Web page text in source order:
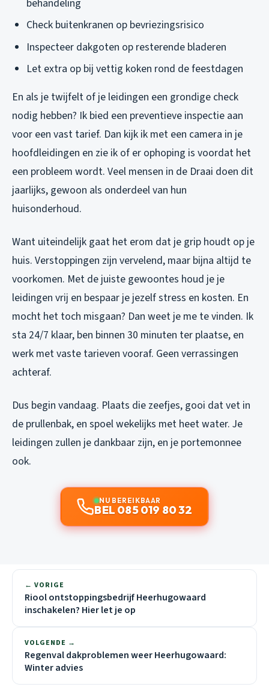
behandeling
Check buitenkranen op bevriezingsrisico
Inspecteer dakgoten op resterende bladeren
Let extra op bij vettig koken rond de feestdagen
En als je twijfelt of je leidingen een grondige check
nodig hebben? Ik bied een preventieve inspectie aan
voor een vast tarief. Dan kijk ik met een camera in je
hoofdleidingen en zie ik of er ophoping is voordat het
een probleem wordt. Veel mensen in de Draai doen dit
jaarlijks, gewoon als onderdeel van hun
huisonderhoud.
Want uiteindelijk gaat het erom dat je grip houdt op je
huis. Verstoppingen zijn vervelend, maar bijna altijd te
voorkomen. Met de juiste gewoontes houd je je
leidingen vrij en bespaar je jezelf stress en kosten. En
mocht het toch misgaan? Dan weet je me te vinden. Ik
sta 24/7 klaar, ben binnen 30 minuten ter plaatse, en
werk met vaste tarieven vooraf. Geen verrassingen
achteraf.
Dus begin vandaag. Plaats die zeefjes, gooi dat vet in
de prullenbak, en spoel wekelijks met heet water. Je
leidingen zullen je dankbaar zijn, en je portemonnee
ook.
NU BEREIKBAAR
BEL 085 019 80 32
← VORIGE
Riool ontstoppingsbedrijf Heerhugowaard
inschakelen? Hier let je op
VOLGENDE →
Regenval dakproblemen weer Heerhugowaard:
Winter advies